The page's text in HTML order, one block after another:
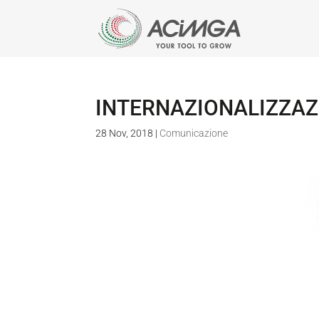
28 Nov, 2018 | Comunicazione